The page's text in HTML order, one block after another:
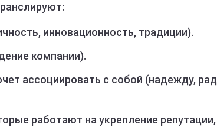
инновационность, традиции).
компании).
ассоциировать с собой (надежду,
работают на укрепление репутации,